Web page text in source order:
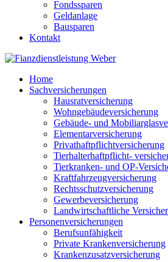
Fondssparen
Geldanlage
Bausparen
Kontakt
Home
Sachversicherungen
Hausratversicherung
Wohngebäudeversicherung
Gebäude- und
Elementarversicherung
Privathaftpflichtversicherung
Tierhalterhaftpflicht-
Tierkranken- und OP-
Kraftfahrzeugversicherung
Rechtsschutzversicherung
Gewerbeversicherung
Landwirtschaftliche
Personenversicherungen
Berufsunfähigkeit
Private Krankenversicherung
Krankenzusatzversicherung